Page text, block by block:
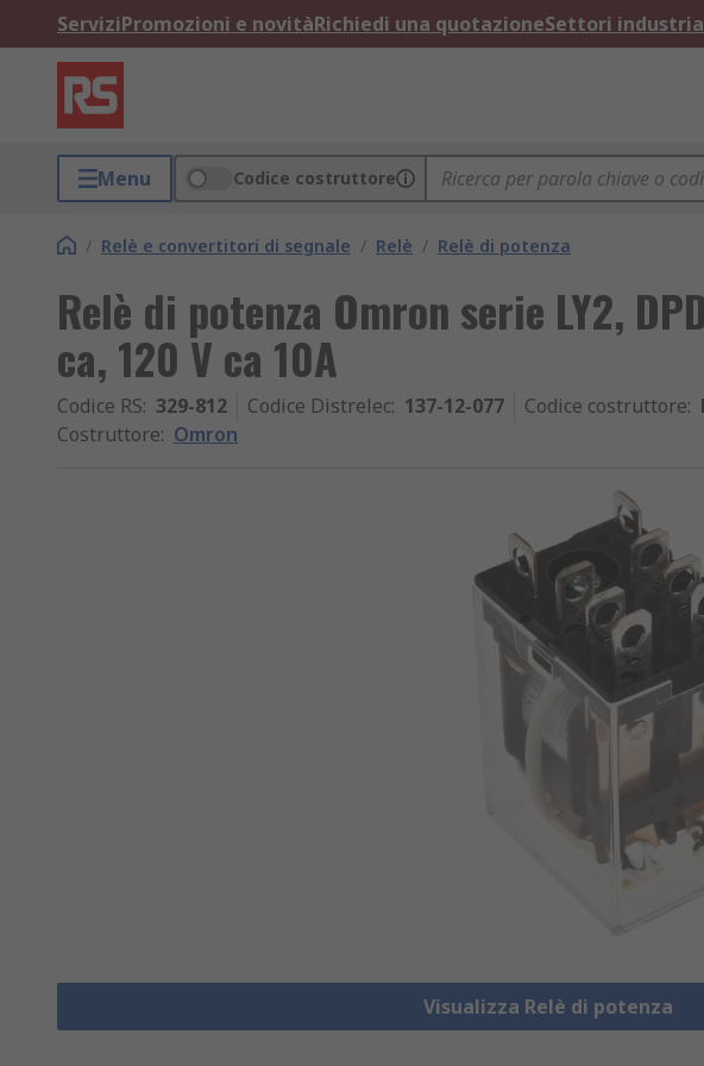
ServiziPromozioni e novitàRichiedi una quotazioneSettori
Menu Codice costruttore
/ Relè e convertitori di segnale / Relè / Relè di potenza
Relè di potenza Omron serie LY2,
ca, 120 V ca 10A
Codice RS: 329-812 Codice Distrelec: 137-12-077 Codice costruttore:
Costruttore: Omron
Visualizza Relè di potenza